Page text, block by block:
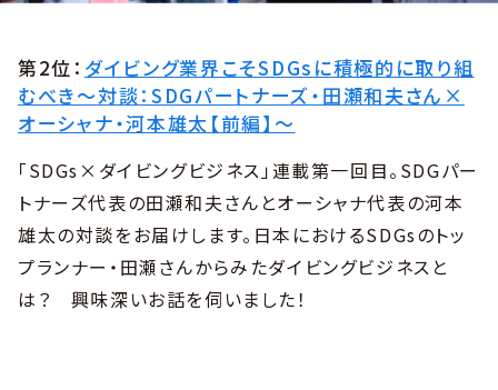
第2位： ダイビング業界こそSDGsに積極的に取り組
むべき〜対談：SDGパートナーズ・田瀬和夫さん×
オーシャナ・河本雄太【前編】〜
「SDGs×ダイビングビジネス」連載第一回目。SDGパー
トナーズ代表の田瀬和夫さんとオーシャナ代表の河本
雄太の対談をお届けします。日本におけるSDGsのトッ
プランナー・田瀬さんからみたダイビングビジネスと
は？ 興味深いお話を伺いました！